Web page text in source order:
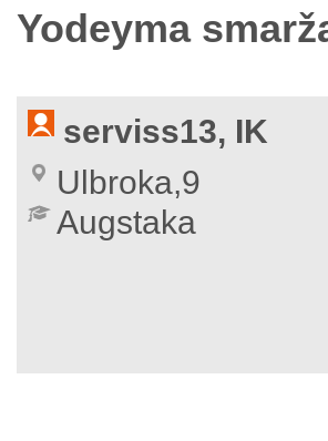
Yodeyma
serviss13, IK
Ulbroka,9
Augstaka